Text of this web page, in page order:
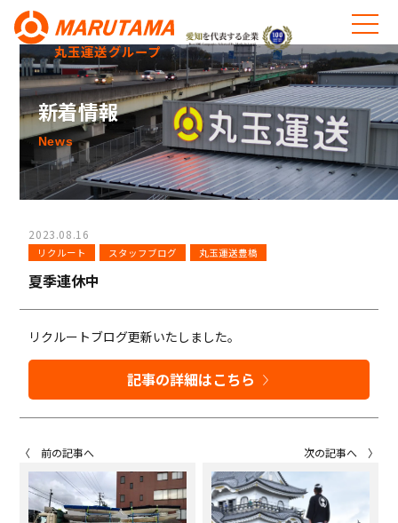
丸玉運送グループ
新着情報
News
2023.08.16
リクルート スタッフブログ 丸玉運送豊橋
夏季連休中
リクルートブログ更新いたしました。
記事の詳細はこちら
〈 前の記事へ 次の記事へ 〉